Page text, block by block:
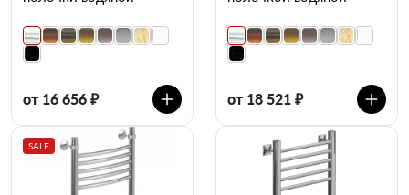
от 16 656 ₽ от 18 521 ₽
SALE